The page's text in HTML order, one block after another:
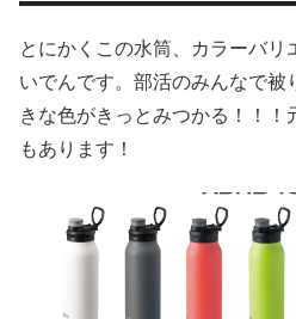
とにかくこの水筒、カラーバリ
いでんです。部活のみんなで被
きな色がきっとみつかる！！
もあります！